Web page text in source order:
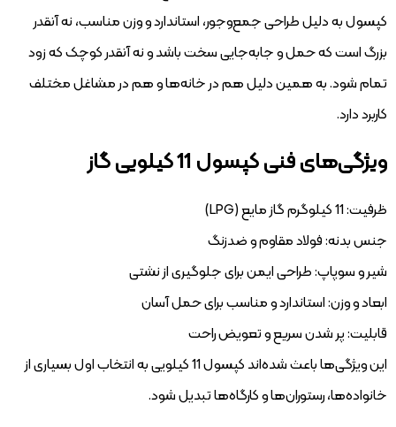
کپسول به دلیل طراحی جمع‌وجور، استاندارد و وزن مناسب، نه آنقدر
بزرگ است که حمل و جابه‌جایی سخت باشد و نه آنقدر کوچک که زود
تمام شود. به همین دلیل هم در خانه‌ها و هم در مشاغل مختلف
کاربرد دارد.
ویژگی‌های فنی کپسول 11 کیلویی گاز
ظرفیت: 11 کیلوگرم گاز مایع (LPG)
جنس بدنه: فولاد مقاوم و ضدزنگ
شیر و سوپاپ: طراحی ایمن برای جلوگیری از نشتی
ابعاد و وزن: استاندارد و مناسب برای حمل آسان
قابلیت: پر شدن سریع و تعویض راحت
این ویژگی‌ها باعث شده‌اند کپسول 11 کیلویی به انتخاب اول بسیاری از
خانواده‌ها، رستوران‌ها و کارگاه‌ها تبدیل شود.